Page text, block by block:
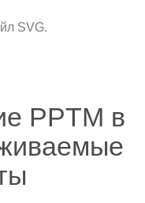
SVG.
PPTM в